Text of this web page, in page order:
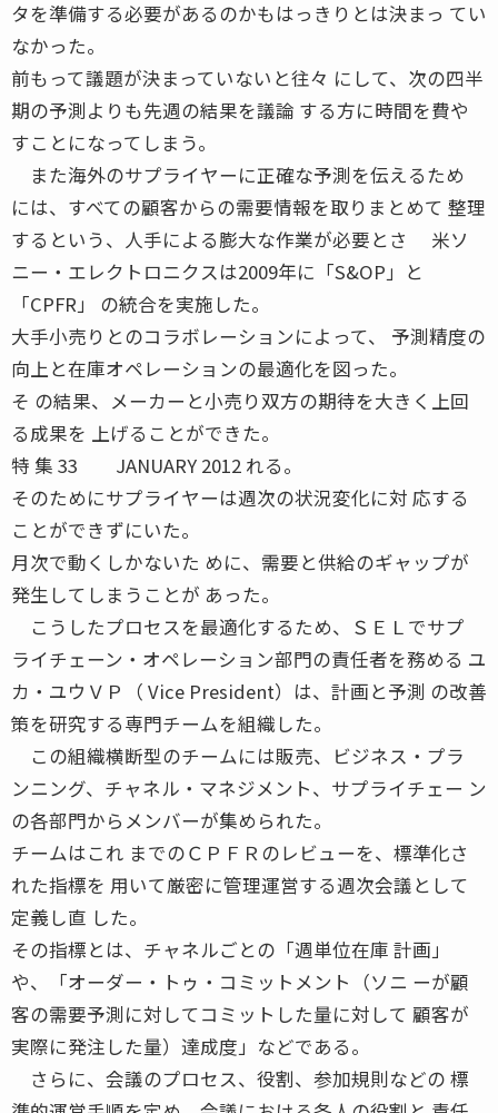
タを準備する必要があるのかもはっきりとは決まっ てい
なかった。
前もって議題が決まっていないと往々 にして、次の四半
期の予測よりも先週の結果を議論 する方に時間を費や
すことになってしまう。
また海外のサプライヤーに正確な予測を伝えるため
には、すべての顧客からの需要情報を取りまとめて 整理
するという、人手による膨大な作業が必要とさ 米ソ
ニー・エレクトロニクスは2009年に「S&OP」と
「CPFR」 の統合を実施した。
大手小売りとのコラボレーションによって、 予測精度の
向上と在庫オペレーションの最適化を図った。
そ の結果、メーカーと小売り双方の期待を大きく上回
る成果を 上げることができた。
特 集 33 JANUARY 2012 れる。
そのためにサプライヤーは週次の状況変化に対 応する
ことができずにいた。
月次で動くしかないた めに、需要と供給のギャップが
発生してしまうことが あった。
こうしたプロセスを最適化するため、ＳＥＬでサプ
ライチェーン・オペレーション部門の責任者を務める ユ
カ・ユウＶＰ（ Vice President）は、計画と予測 の改善
策を研究する専門チームを組織した。
この組織横断型のチームには販売、ビジネス・プラ
ンニング、チャネル・マネジメント、サプライチェー ン
の各部門からメンバーが集められた。
チームはこれ までのＣＰＦＲのレビューを、標準化さ
れた指標を 用いて厳密に管理運営する週次会議として
定義し直 した。
その指標とは、チャネルごとの「週単位在庫 計画」
や、「オーダー・トゥ・コミットメント（ソニ ーが顧
客の需要予測に対してコミットした量に対して 顧客が
実際に発注した量）達成度」などである。
さらに、会議のプロセス、役割、参加規則などの 標